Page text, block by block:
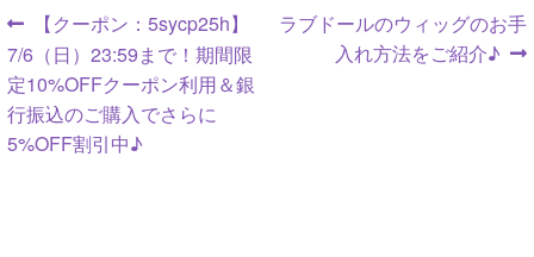
投
稿
ナ
ビ
前
の
投
稿:
【クーポン：5sycp25h】
7/6（日）23:59まで！期間限
定10%OFFクーポン利用＆銀
行振込のご購入でさらに
5%OFF割引中♪
次
ラブドールのウィッグのお手
入れ方法をご紹介♪